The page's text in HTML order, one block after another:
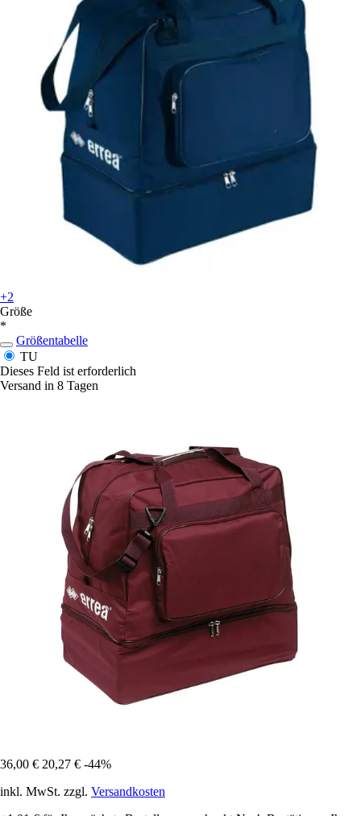
+2
Größe
*
Größentabelle
TU
Dieses Feld ist erforderlich
Versand in 8 Tagen
36,00 € 20,27 € -44%
inkl. MwSt. zzgl. Versandkosten